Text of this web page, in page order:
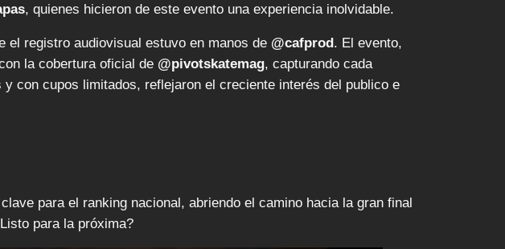
, quienes hicieron de este evento una experiencia inolvidable.
el registro audiovisual estuvo en manos de @cafprod . El evento,
la cobertura oficial de @pivotskatemag, capturando cada
con cupos limitados, reflejaron el creciente interés del publico e
para el ranking nacional, abriendo el camino hacia la gran final
para la próxima?